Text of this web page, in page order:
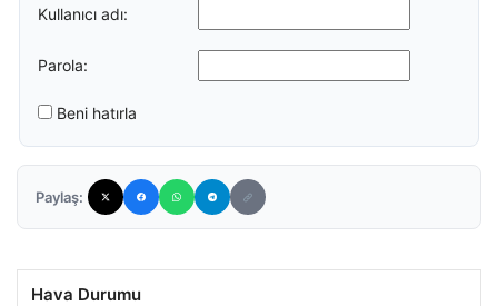
Kullanıcı adı:
Parola:
Beni hatırla
Paylaş:
Hava Durumu